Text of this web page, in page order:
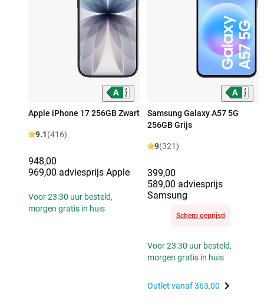
Apple iPhone 17 256GB Zwart
9.1(416)
948,00
969,00 adviesprijs Apple
Voor 23:30 uur besteld,
morgen gratis in huis
Samsung Galaxy A57 5G
256GB Grijs
9(321)
399,00
589,00 adviesprijs
Samsung
Scherp geprijsd
Voor 23:30 uur besteld,
morgen gratis in huis
Outlet vanaf363,00